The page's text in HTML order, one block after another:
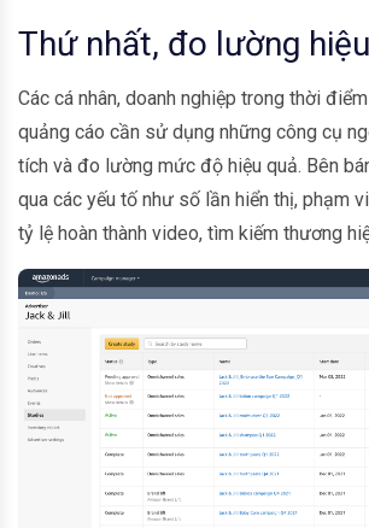
Thứ nhất, đo lường
Các cá nhân, doanh nghiệp trong thời
quảng cáo cần sử dụng những công cụ
tích và đo lường mức độ hiệu quả. Bên
qua các yếu tố như số lần hiển thị, phạm
tỷ lệ hoàn thành video, tìm kiếm thương